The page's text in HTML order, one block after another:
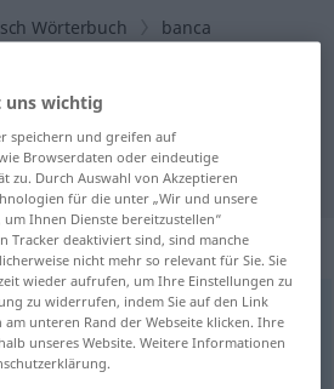
Wörterbuch banca
Übersetzung
>
uns wichtig
speichern und greifen auf
Browserdaten oder eindeutige
zu. Durch Auswahl von Akzeptieren
für die unter „Wir und unsere
Ihnen Dienste bereitzustellen“
Tracker deaktiviert sind, sind manche
nicht mehr so relevant für Sie. Sie
wieder aufrufen, um Ihre Einstellungen zu
zu widerrufen, indem Sie auf den Link
unteren Rand der Webseite klicken. Ihre
unseres Website. Weitere Informationen